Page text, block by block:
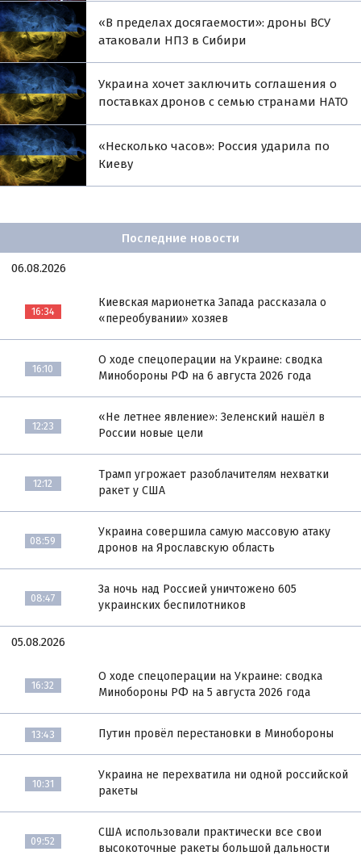
«В пределах досягаемости»: дроны ВСУ
атаковали НПЗ в Сибири
Украина хочет заключить соглашения о
поставках дронов с семью странами НАТО
«Несколько часов»: Россия ударила по
Киеву
Последние новости
06.08.2026
16:34
Киевская марионетка Запада рассказала о
«переобувании» хозяев
16:10
О ходе спецоперации на Украине: сводка
Минобороны РФ на 6 августа 2026 года
12:23
«Не летнее явление»: Зеленский нашёл в
России новые цели
12:12
Трамп угрожает разоблачителям нехватки
ракет у США
08:59
Украина совершила самую массовую атаку
дронов на Ярославскую область
08:47
За ночь над Россией уничтожено 605
украинских беспилотников
05.08.2026
16:32
О ходе спецоперации на Украине: сводка
Минобороны РФ на 5 августа 2026 года
13:43 Путин провёл перестановки в Минобороны
10:31
Украина не перехватила ни одной российской
ракеты
09:52
США использовали практически все свои
высокоточные ракеты большой дальности